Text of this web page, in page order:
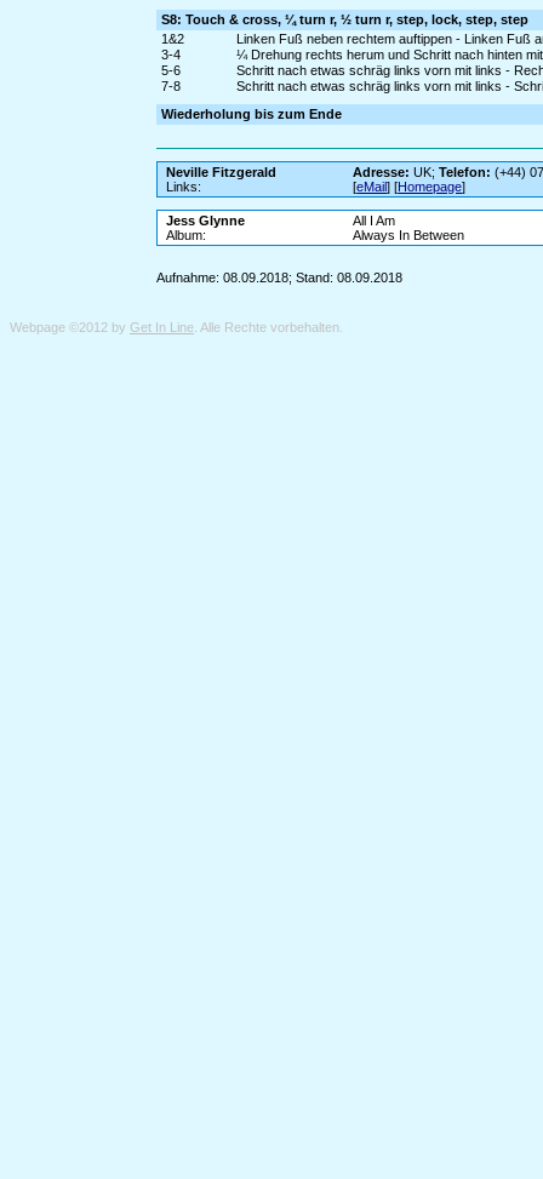
S8: Touch & cross, ¼ turn r, ½ turn r, step, lock, step, step
1&2
Linken Fuß neben rechtem auftippen - Linken Fuß
3-4
¼ Drehung rechts herum und Schritt nach hinten
5-6
Schritt nach etwas schräg links vorn mit links -
7-8
Schritt nach etwas schräg links vorn mit links -
Wiederholung bis zum Ende
Neville Fitzgerald Adresse: UK;Telefon: (+44)
Links:
[eMail] [Homepage]
Jess Glynne
All I Am
Album:
Always In Between
Aufnahme: 08.09.2018; Stand: 08.09.2018
Webpage ©2012 by Get In Line . Alle Rechte vorbehalten.